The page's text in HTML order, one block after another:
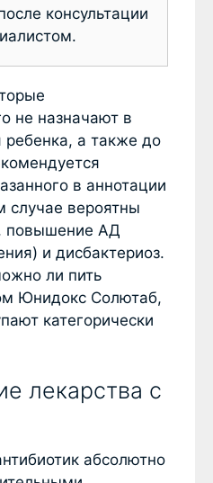
консультации
не назначают в
а также до
в аннотации
случае вероятны
повышение АД
и дисбактериоз.
ли пить
Юнидокс Солютаб,
категорически
лекарства с
абсолютно